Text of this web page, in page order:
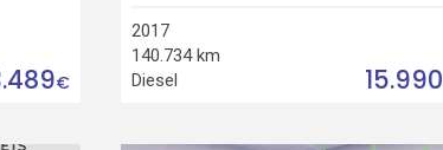
€
2017
140.734 km
Diesel
15.990